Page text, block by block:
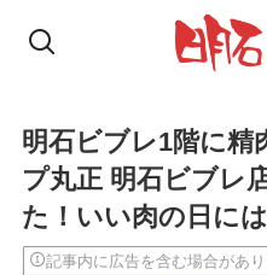
明石ビブレ1階に精
プ丸正 明石ビブレ
た！いい肉の日に
記事内に広告を含む場合があ